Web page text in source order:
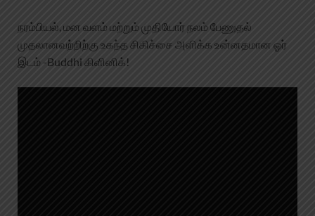
நரம்பியல், மன வளம் மற்றும் முதியோர் நலம் பேணுதல்
முதலானவற்றிற்கு உகந்த சிகிச்சை அளிக்க உன்னதமான ஓர்
இடம் -Buddhi கிளினிக்!